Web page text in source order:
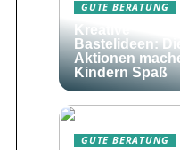
GUTE BERATUNG
Kreative
Bastelideen:
Aktionen
Kindern Spaß
GUTE BERATUNG